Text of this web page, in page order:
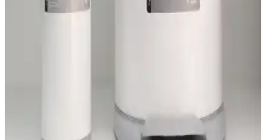
küçük ve pratik dolap içi çözümünü inceleyerek en uygun seçimi
Madame Coco Olivier Switch ve Primanova Lenox
Çöp Kovası Karşılaştırması ve Özellikleri